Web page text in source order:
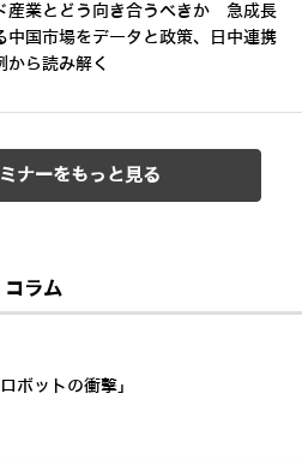
産業とどう向き合うべきか 急成長
中国市場をデータと政策、日中連携
から読み解く
ナーをもっと見る
コラム
ボットの衝撃」